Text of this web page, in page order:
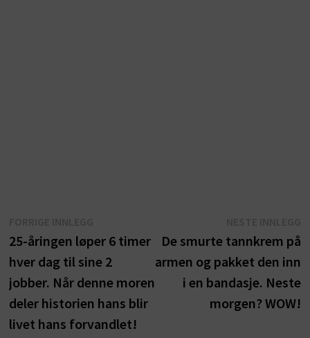
innlegg:
25-åringen løper 6 timer
hver dag til sine 2
jobber. Når denne moren
deler historien hans blir
livet hans forvandlet!
De smurte tannkrem på
armen og pakket den inn
i en bandasje. Neste
morgen? WOW!